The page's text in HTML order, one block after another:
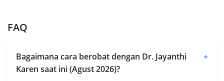
FAQ
Bagaimana cara berobat dengan Dr. Jayanthi
Karen saat ini (Agust 2026)?
+